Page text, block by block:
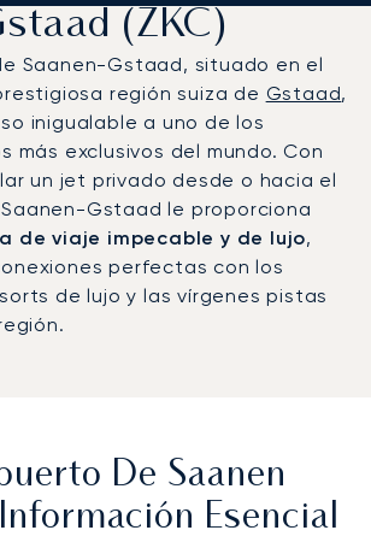
(ZKC)
Saanen-Gstaad, situado en el
región suiza de Gstaad,
inigualable a uno de los
más exclusivos del mundo. Con
un jet privado desde o hacia el
Gstaad le proporciona
de viaje impecable y de lujo,
perfectas con los
de lujo y las vírgenes pistas
De Saanen
Esencial